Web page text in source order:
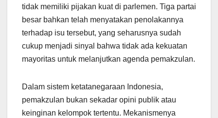
tidak memiliki pijakan kuat di parlemen. Tiga partai
besar bahkan telah menyatakan penolakannya
terhadap isu tersebut, yang seharusnya sudah
cukup menjadi sinyal bahwa tidak ada kekuatan
mayoritas untuk melanjutkan agenda pemakzulan.
Dalam sistem ketatanegaraan Indonesia,
pemakzulan bukan sekadar opini publik atau
keinginan kelompok tertentu. Mekanismenya